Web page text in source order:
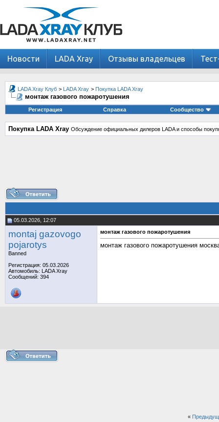
Новости LADA Xray Отзывы владельцев
LADA Xray Клуб > LADA Xray > Покупка LADA Xray
монтаж газового пожаротушения
Регистрация Справка Сообщество
Покупка LADA Xray Обсуждение официальных дилеров LADA и способы
05.03.2026, 12:07
montaj gazovogo
pojarotys
Banned
Регистрация: 05.03.2026
Автомобиль: LADA Xray
Сообщений: 394
монтаж газового пожаротушения
монтаж газового пожаротушения
«